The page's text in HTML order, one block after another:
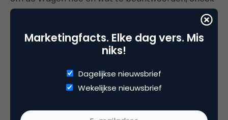
onderstaand filmpje!
Marketingfacts. Elke dag vers. Mis
niks!
Dagelijkse nieuwsbrief
Wekelijkse nieuwsbrief